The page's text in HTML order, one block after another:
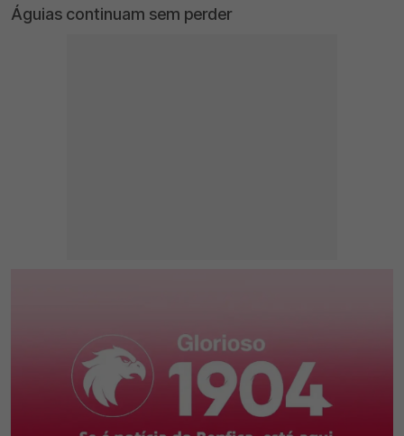
Águias continuam sem perder